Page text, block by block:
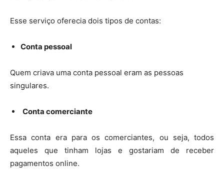
Esse serviço oferecia dois tipos de contas:
Conta pessoal
Quem criava uma conta pessoal eram as pessoas
singulares.
Conta comerciante
Essa conta era para os comerciantes, ou seja, todos
aqueles que tinham lojas e gostariam de receber
pagamentos online.